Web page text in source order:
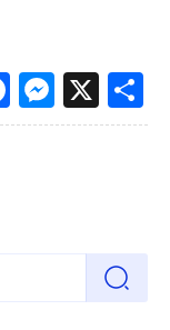
Facebook
X